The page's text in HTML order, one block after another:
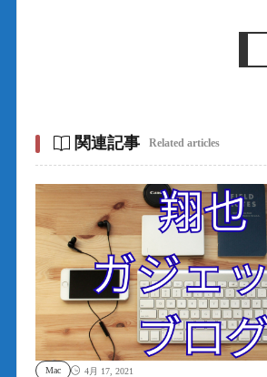
関連記事 Related articles
Mac 4月 17, 2021